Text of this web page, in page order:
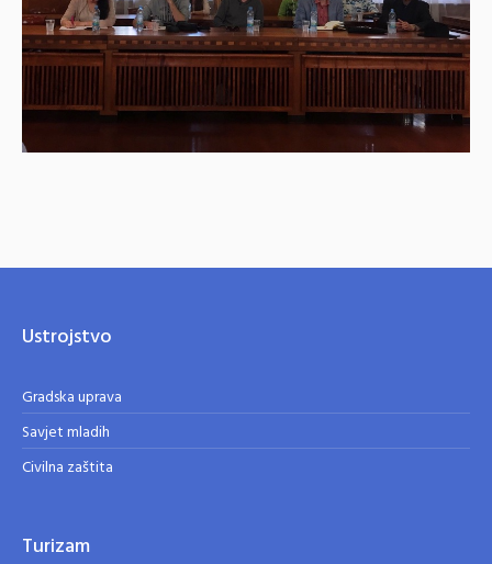
Ustrojstvo
Gradska uprava
Savjet mladih
Civilna zaštita
Turizam